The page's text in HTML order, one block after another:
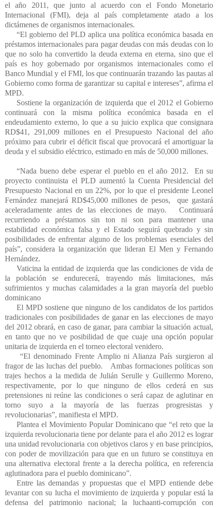
el año 2011, que junto al acuerdo con el Fondo Monetario
Internacional (FMI), deja al país completamente atado a los
dictámenes de organismos internacionales.
“El gobierno del PLD aplica una política económica basada en
préstamos internacionales para pagar deudas con más deudas con lo
que no solo ha convertido la deuda externa en eterna, sino que el
país es hoy gobernado por organismos internacionales como el
Banco Mundial y el FMI, los que continuarán trazando las pautas al
Gobierno como forma de garantizar su capital e intereses”, afirma el
MPD.
Sostiene la organización de izquierda que el 2012 el Gobierno
continuará con la misma política económica basada en el
endeudamiento externo, lo que a su juicio explica que consignara
RD$41, 291,009 millones en el Presupuesto Nacional del año
próximo para cubrir el déficit fiscal que provocará el amortiguar la
deuda y el subsidio eléctrico, estimado en más de 50,000 millones.
“Nada bueno debe esperar el pueblo en el año 2012. En su
proyecto continuista el PLD aumentó la Cuenta Presidencial del
Presupuesto Nacional en un 22%, por lo que el presidente Leonel
Fernández manejará RD$45,000 millones de pesos, que gastará
aceleradamente antes de las elecciones de mayo. Continuará
recurriendo a préstamos sin ton ni son para mantener una
estabilidad económica falsa y el Estado seguirá quebrado y sin
posibilidades de enfrentar alguno de los problemas esenciales del
país”, considera la organización que lideran El Men y Fernando
Hernández.
Vaticina la entidad de izquierda que las condiciones de vida de
la población se endurecerá, trayendo más limitaciones, más
sufrimientos y muchas calamidades a la gran mayoría del pueblo
dominicano
El MPD sostiene que ninguno de los candidatos de los partidos
tradicionales con posibilidades de ganar en las elecciones de mayo
del 2012 obrará, en caso de ganar, para cambiar la situación actual,
en tanto que no ve posibilidad de que cuaje una opción popular
unitaria de izquierda en el torneo electoral venidero.
“El denominado Frente Amplio ni Alianza País surgieron al
fragor de las luchas del pueblo. Ambas formaciones políticas son
trajes hechos a la medida de Julián Serulley Guillermo Moreno,
respectivamente, por lo que ninguno de ellos cederá en sus
pretensiones ni reúne las condiciones o será capaz de aglutinar en
torno suyo a la mayoría de las fuerzas progresistas y
revolucionarias”, manifiesta el MPD.
Plantea el Movimiento Popular Dominicano que “el reto que la
izquierda revolucionaria tiene por delante para el año 2012 es lograr
una unidad revolucionaria con objetivos claros y en base principios,
con poder de movilización para que en un futuro se constituya en
una alternativa electoral frente a la derecha política, en referencia
aglutinadora para el pueblo dominicano”.
Entre las demandas y propuestas que el MPD entiende debe
levantar con su lucha el movimiento de izquierda y popular está la
defensa del patrimonio nacional; la luchaanti-corrupción con